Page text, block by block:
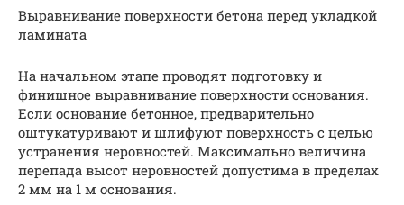
Выравнивание поверхности бетона перед укладкой
ламината
На начальном этапе проводят подготовку и
финишное выравнивание поверхности основания.
Если основание бетонное, предварительно
оштукатуривают и шлифуют поверхность с целью
устранения неровностей. Максимально величина
перепада высот неровностей допустима в пределах
2 мм на 1 м основания.